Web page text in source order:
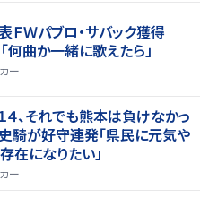
ＦＷパブロ・サバック獲得
何曲か一緒に歌えたら」
ー
４、それでも熊本は負けなかっ
騎が好守連発「県民に元気や
在になりたい」
ー